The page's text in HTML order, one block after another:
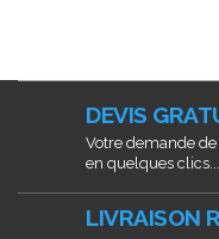
DEVIS
Votre demande
en quelques clics...
LIVRAISON